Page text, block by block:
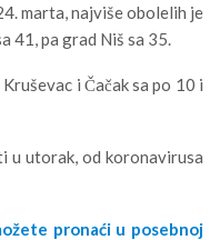
marta, najviše obolelih je
41, pa grad Niš sa 35.
i Čačak sa po 10 i
u utorak, od koronavirusa
pronaći u posebnoj